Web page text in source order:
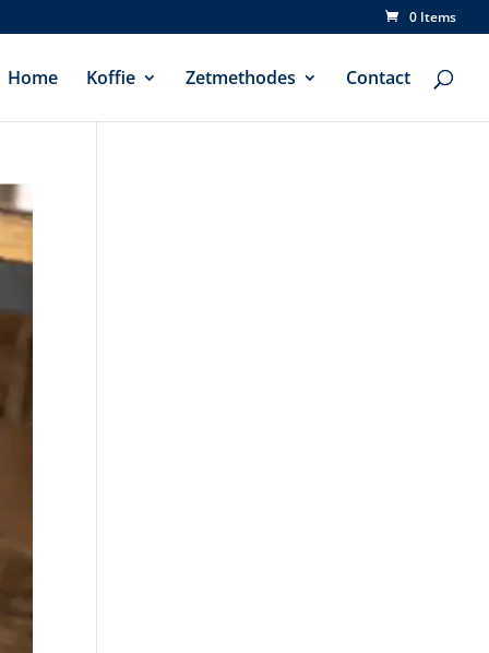
0 Items
Home Koffie Zetmethodes Contact